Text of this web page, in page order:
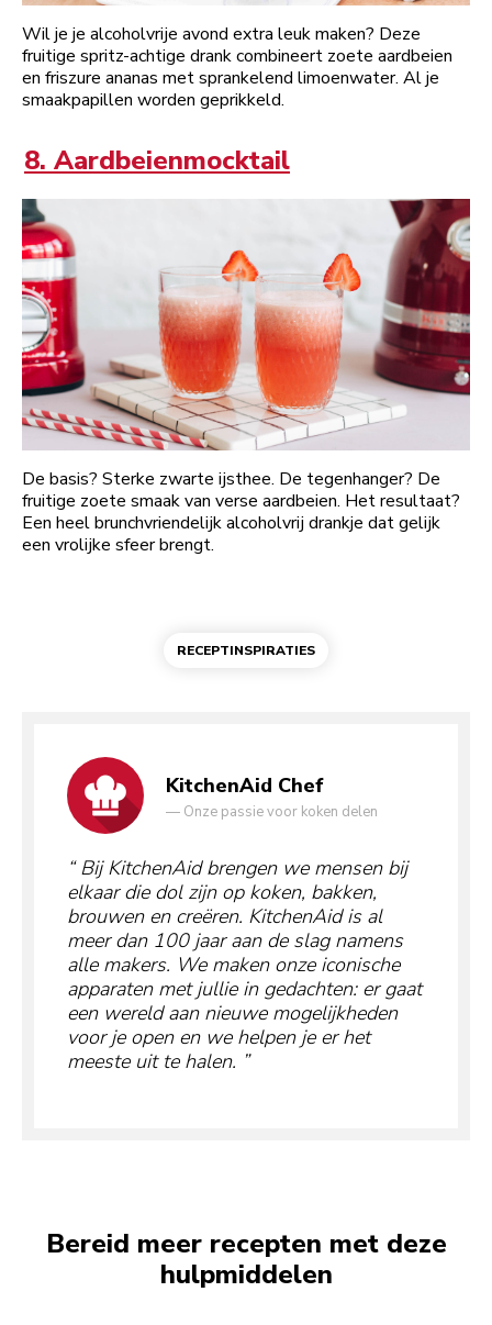
Wil je je alcoholvrije avond extra leuk maken? Deze
fruitige spritz-achtige drank combineert zoete aardbeien
en friszure ananas met sprankelend limoenwater. Al je
smaakpapillen worden geprikkeld.
8. Aardbeienmocktail
De basis? Sterke zwarte ijsthee. De tegenhanger? De
fruitige zoete smaak van verse aardbeien. Het resultaat?
Een heel brunchvriendelijk alcoholvrij drankje dat gelijk
een vrolijke sfeer brengt.
RECEPTINSPIRATIES
KitchenAid Chef
— Onze passie voor koken delen
Bij KitchenAid brengen we mensen bij
elkaar die dol zijn op koken, bakken,
brouwen en creëren. KitchenAid is al
meer dan 100 jaar aan de slag namens
alle makers. We maken onze iconische
apparaten met jullie in gedachten: er gaat
een wereld aan nieuwe mogelijkheden
voor je open en we helpen je er het
meeste uit te halen.
Bereid meer recepten met deze
hulpmiddelen